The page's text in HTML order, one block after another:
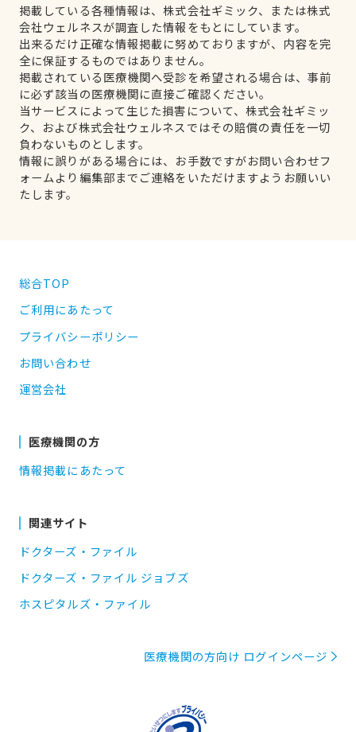
掲載している各種情報は、株式会社ギミック、または株式
会社ウェルネスが調査した情報をもとにしています。
出来るだけ正確な情報掲載に努めておりますが、内容を完
全に保証するものではありません。
掲載されている医療機関へ受診を希望される場合は、事前
に必ず該当の医療機関に直接ご確認ください。
当サービスによって生じた損害について、株式会社ギミッ
ク、および株式会社ウェルネスではその賠償の責任を一切
負わないものとします。
情報に誤りがある場合には、お手数ですがお問い合わせフ
ォームより編集部までご連絡をいただけますようお願いい
たします。
総合TOP
ご利用にあたって
プライバシーポリシー
お問い合わせ
運営会社
医療機関の方
情報掲載にあたって
関連サイト
ドクターズ・ファイル
ドクターズ・ファイル ジョブズ
ホスピタルズ・ファイル
医療機関の方向け ログインページ